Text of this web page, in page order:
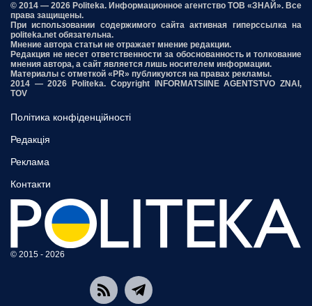
© 2014 — 2026 Politeka. Информационное агентство ТОВ «ЗНАЙ». Все
права защищены.
При использовании содержимого сайта активная гиперссылка на
politeka.net обязательна.
Мнение автора статьи не отражает мнение редакции.
Редакция не несет ответственности за обоснованность и толкование
мнения автора, а сайт является лишь носителем информации.
Материалы с отметкой «PR» публикуются на правах рекламы.
2014 — 2026 Politeka. Copyright INFORMATSIINE AGENTSTVO ZNAI,
TOV
Політика конфіденційності
Редакція
Реклама
Контакти
© 2015 - 2026